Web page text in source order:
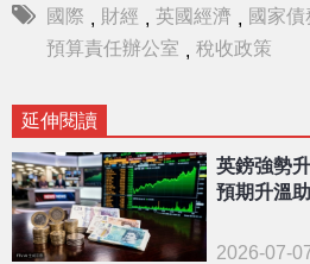
國際 , 財經 , 英國經濟 , 國家債
預算責任辦公室 , 稅收政策
延伸閱讀
英鎊強勢
預期升溫
2026-07-